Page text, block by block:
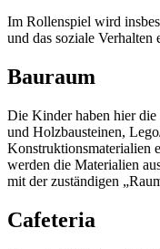
Im Rollenspiel wird
und das soziale
Bauraum
Die Kinder haben hier
und Holzbausteinen,
Konstruktionsmaterialien
werden die Materialien
mit der zuständigen
Cafeteria